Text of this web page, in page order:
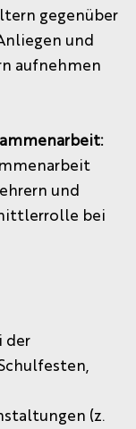
gegenüber
und
aufnehmen
und
bei
der
(z.